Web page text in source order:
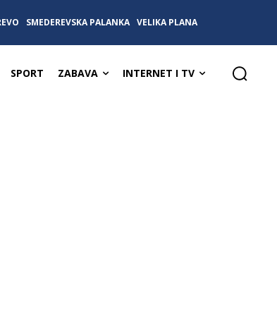
SMEDEREVSKA PALANKA VELIKA PLANA
SPORT ZABAVA INTERNET I TV